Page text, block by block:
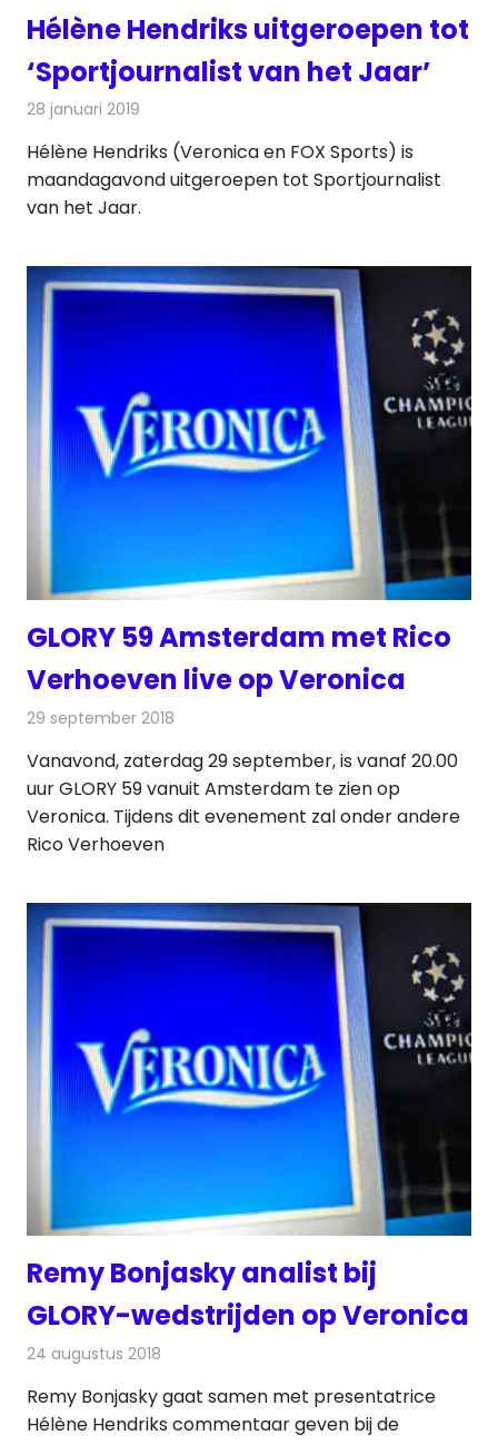
Hélène Hendriks uitgeroepen tot
‘Sportjournalist van het Jaar’
28 januari 2019
Hélène Hendriks (Veronica en FOX Sports) is
maandagavond uitgeroepen tot Sportjournalist
van het Jaar.
GLORY 59 Amsterdam met Rico
Verhoeven live op Veronica
29 september 2018
Vanavond, zaterdag 29 september, is vanaf 20.00
uur GLORY 59 vanuit Amsterdam te zien op
Veronica. Tijdens dit evenement zal onder andere
Rico Verhoeven
Remy Bonjasky analist bij
GLORY-wedstrijden op Veronica
24 augustus 2018
Remy Bonjasky gaat samen met presentatrice
Hélène Hendriks commentaar geven bij de